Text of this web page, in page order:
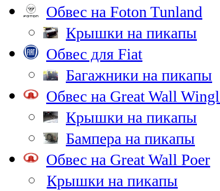
Обвес на Foton Tunland
Крышки на пикапы
Обвес для Fiat
Багажники на пикапы
Обвес на Great Wall
Крышки на пикапы
Бампера на пикапы
Обвес на Great Wall Poer
Крышки на пикапы